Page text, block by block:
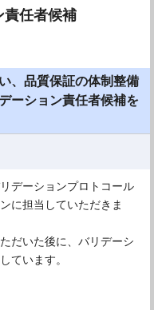
責任者候補
、品質保証の体制整備
ーション責任者候補を
デーションプロトコール
に担当していただきま
だいた後に、バリデーシ
ています。